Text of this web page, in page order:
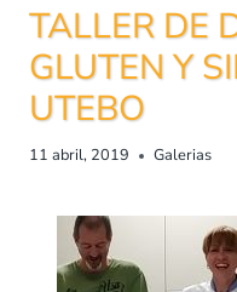
TALLER DE
GLUTEN Y
UTEBO
11 abril, 2019 Galerias